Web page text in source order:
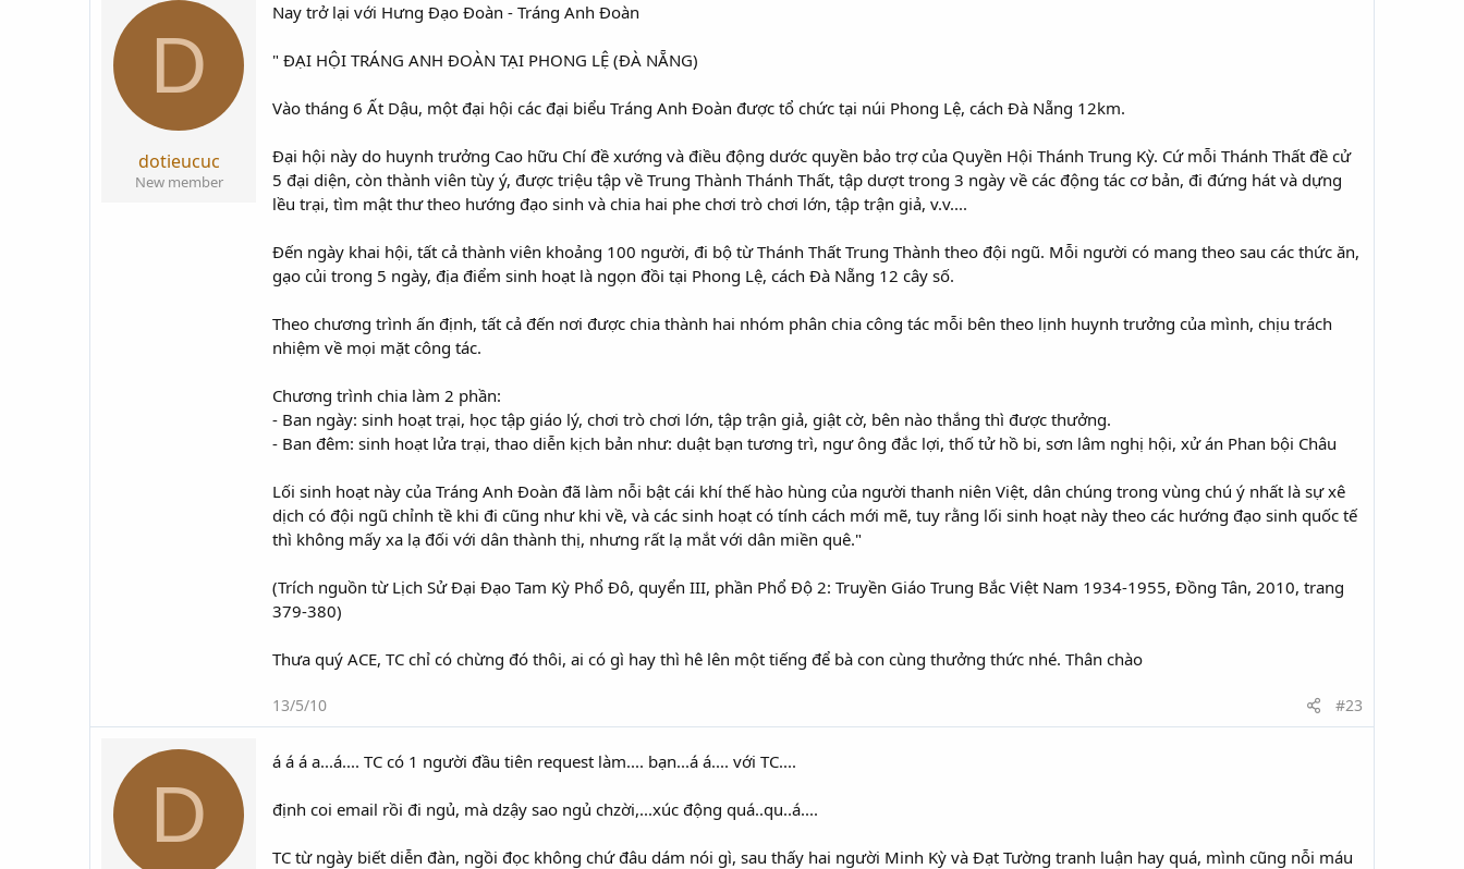
D
dotieucuc
New member
Nay trở lại với Hưng Đạo Đoàn - Tráng Anh Đoàn
" ĐẠI HỘI TRÁNG ANH ĐOÀN TẠI PHONG LỆ (ĐÀ NẴNG)
Vào tháng 6 Ất Dậu, một đại hội các đại biểu Tráng Anh Đoàn được tổ chức tại núi Phong Lệ, cách Đà Nẵng 12km.
Đại hội này do huynh trưởng Cao hữu Chí đề xướng và điều động dước quyền bảo trợ của Quyền Hội Thánh Trung Kỳ. Cứ mỗi Thánh Thất đề cử
5 đại diện, còn thành viên tùy ý, được triệu tập về Trung Thành Thánh Thất, tập dượt trong 3 ngày về các động tác cơ bản, đi đứng hát và dựng
lều trại, tìm mật thư theo hướng đạo sinh và chia hai phe chơi trò chơi lớn, tập trận giả, v.v....
Đến ngày khai hội, tất cả thành viên khoảng 100 người, đi bộ từ Thánh Thất Trung Thành theo đội ngũ. Mỗi người có mang theo sau các thức ăn,
gạo củi trong 5 ngày, địa điểm sinh hoạt là ngọn đồi tại Phong Lệ, cách Đà Nẵng 12 cây số.
Theo chương trình ấn định, tất cả đến nơi được chia thành hai nhóm phân chia công tác mỗi bên theo lịnh huynh trưởng của mình, chịu trách
nhiệm về mọi mặt công tác.
Chương trình chia làm 2 phần:
- Ban ngày: sinh hoạt trại, học tập giáo lý, chơi trò chơi lớn, tập trận giả, giật cờ, bên nào thắng thì được thưởng.
- Ban đêm: sinh hoạt lửa trại, thao diễn kịch bản như: duật bạn tương trì, ngư ông đắc lợi, thố tử hồ bi, sơn lâm nghị hội, xử án Phan bội Châu
Lối sinh hoạt này của Tráng Anh Đoàn đã làm nỗi bật cái khí thế hào hùng của người thanh niên Việt, dân chúng trong vùng chú ý nhất là sự xê
dịch có đội ngũ chỉnh tề khi đi cũng như khi về, và các sinh hoạt có tính cách mới mẽ, tuy rằng lối sinh hoạt này theo các hướng đạo sinh quốc tế
thì không mấy xa lạ đối với dân thành thị, nhưng rất lạ mắt với dân miền quê."
(Trích nguồn từ Lịch Sử Đại Đạo Tam Kỳ Phổ Đô, quyển III, phần Phổ Độ 2: Truyền Giáo Trung Bắc Việt Nam 1934-1955, Đồng Tân, 2010, trang
379-380)
Thưa quý ACE, TC chỉ có chừng đó thôi, ai có gì hay thì hê lên một tiếng để bà con cùng thưởng thức nhé. Thân chào
13/5/10 #23
D
á á á a...á.... TC có 1 người đầu tiên request làm.... bạn...á á.... với TC....
định coi email rồi đi ngủ, mà dzậy sao ngủ chzời,...xúc động quá..qu..á....
TC từ ngày biết diễn đàn, ngồi đọc không chứ đâu dám nói gì, sau thấy hai người Minh Kỳ và Đạt Tường tranh luận hay quá, mình cũng nỗi máu